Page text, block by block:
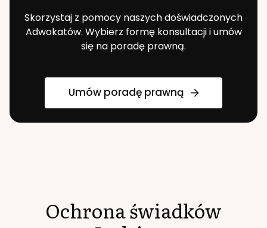
Skorzystaj z pomocy naszych doświadczonych
Adwokatów. Wybierz formę konsultacji i umów
się na poradę prawną.
Umów poradę prawną
Ochrona świadków